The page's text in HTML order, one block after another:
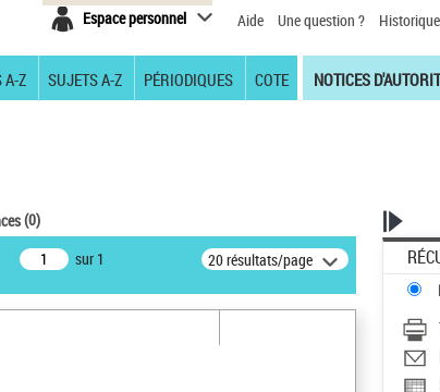
Espace personnel Aide Une question ? Historique
A-Z SUJETS A-Z PÉRIODIQUES COTE NOTICES
(0)
sur 1 20 résultats/page